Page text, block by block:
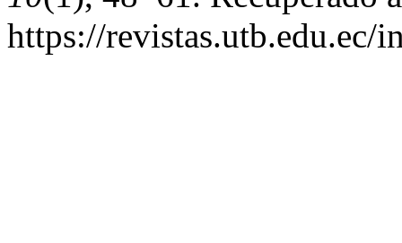
https://revistas.utb.edu.ec/